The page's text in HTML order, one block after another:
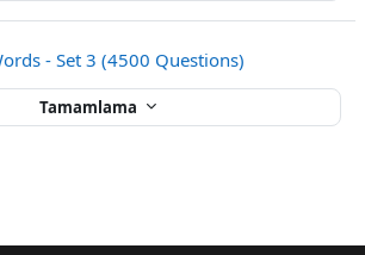
- Set 3 (4500 Questions)
Tamamlama